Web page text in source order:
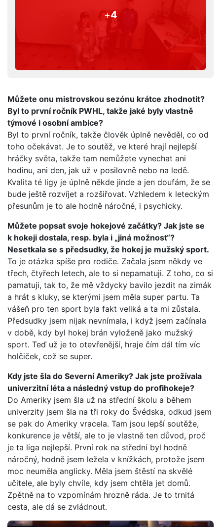
+4
Můžete onu mistrovskou sezónu krátce zhodnotit?
Byl to první ročník PWHL, takže jaké byly vlastně
týmové i osobní ambice?
Byl to první ročník, takže člověk úplně nevěděl, co od
toho očekávat. Je to soutěž, ve které hrají nejlepší
hráčky světa, takže tam nemůžete vynechat ani
hodinu, ani den, jak už v posilovně nebo na ledě.
Kvalita té ligy je úplně někde jinde a jen doufám, že se
bude ještě rozvíjet a rozšiřovat. Vzhledem k leteckým
přesunům je to ale hodně náročné, i psychicky.
Můžete popsat svoje hokejové začátky? Jak jste se
k hokeji dostala, resp. byla i „jiná možnost“?
Nesetkala se s předsudky, že hokej je mužský sport.
To je otázka spíše pro rodiče. Začala jsem někdy ve
třech, čtyřech letech, ale to si nepamatuji. Z toho, co si
pamatuji, tak to, že mě vždycky bavilo jezdit na zimák
a hrát s kluky, se kterými jsem měla super partu. Ta
vášeň pro ten sport byla fakt veliká a ta mi zůstala.
Předsudky jsem nijak nevnímala, i když jsem začínala
v době, kdy byl hokej brán vyloženě jako mužský
sport. Teď už je to otevřenější, hraje čím dál tím víc
holčiček, což se super.
Kdy jste šla do Severní Ameriky? Jak jste prožívala
univerzitní léta a následný vstup do profihokeje?
Do Ameriky jsem šla už na střední školu a během
univerzity jsem šla na tři roky do Švédska, odkud jsem
se pak do Ameriky vracela. Tam jsou lepší soutěže,
konkurence je větší, ale to je vlastně ten důvod, proč
je ta liga nejlepší. První rok na střední byl hodně
náročný, hodně jsem ležela v knížkách, protože jsem
moc neuměla anglicky. Měla jsem štěstí na skvělé
učitele, ale byly chvíle, kdy jsem chtěla jet domů.
Zpětně na to vzpomínám hrozně ráda. Je to trnitá
cesta, ale dá se zvládnout.